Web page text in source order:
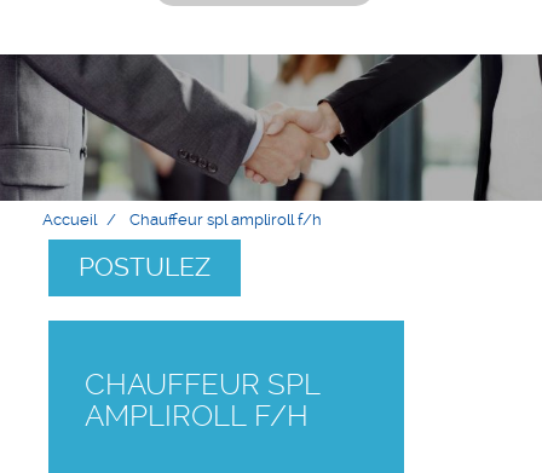
Accueil Chauffeur spl ampliroll f/h
POSTULEZ
CHAUFFEUR SPL
AMPLIROLL F/H